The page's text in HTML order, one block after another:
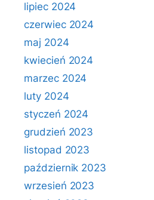
lipiec 2024
czerwiec 2024
maj 2024
kwiecień 2024
marzec 2024
luty 2024
styczeń 2024
grudzień 2023
listopad 2023
październik 2023
wrzesień 2023